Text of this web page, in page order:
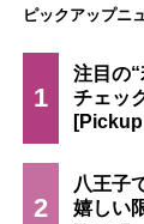
ピックアップニ
1
注目の
チェッ
2
八王子
嬉しい